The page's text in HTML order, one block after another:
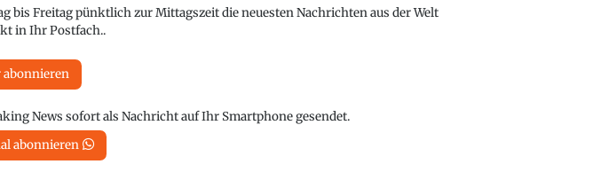
bis Freitag pünktlich zur Mittagszeit die neuesten Nachrichten aus der Welt
in Ihr Postfach..
abonnieren
News sofort als Nachricht auf Ihr Smartphone gesendet.
abonnieren